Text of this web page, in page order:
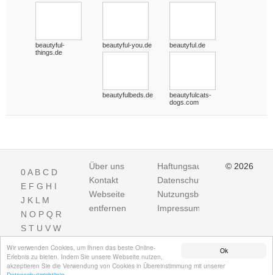
Ok
Wir verwenden Cookies, um Ihnen das beste Online-
Erlebnis zu bieten. Indem Sie unsere Webseite nutzen,
akzeptieren Sie die Verwendung von Cookies in Übereinstimmung mit unserer
beautyful-
things.de
beautyful-you.de beautyful.de
beautyfulbeds.de
beautyfulcats-
dogs.com
0A B C D
E F G H I
J K L M
N O P Q R
S T U V W
Über uns
Kontakt
Webseite
entfernen
Haftungsausschluss
Datenschutz
Nutzungsbedingungen
Impressum
© 2026